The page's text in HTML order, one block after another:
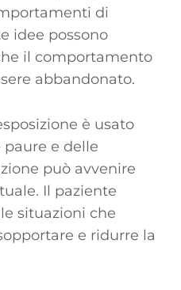
di
idee possono
il comportamento
abbandonato.
è usato
e delle
può avvenire
Il paziente
situazioni che
e ridurre la